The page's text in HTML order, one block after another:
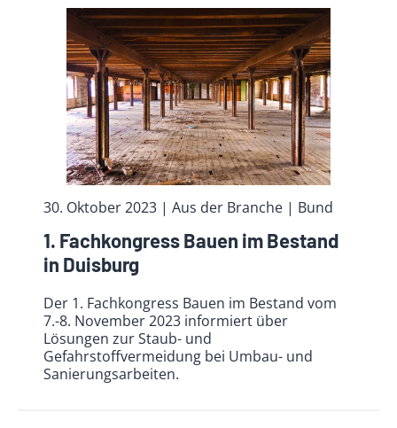
30. Oktober 2023 | Aus der Branche | Bund
1. Fachkongress Bauen im Bestand
in Duisburg
Der 1. Fachkongress Bauen im Bestand vom
7.-8. November 2023 informiert über
Lösungen zur Staub- und
Gefahrstoffvermeidung bei Umbau- und
Sanierungsarbeiten.